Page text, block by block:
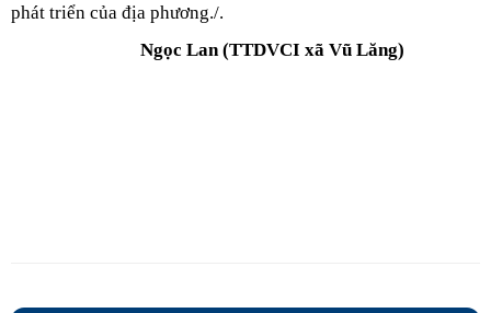
phát triển của địa phương./.
Ngọc Lan (TTDVCI xã Vũ Lăng)